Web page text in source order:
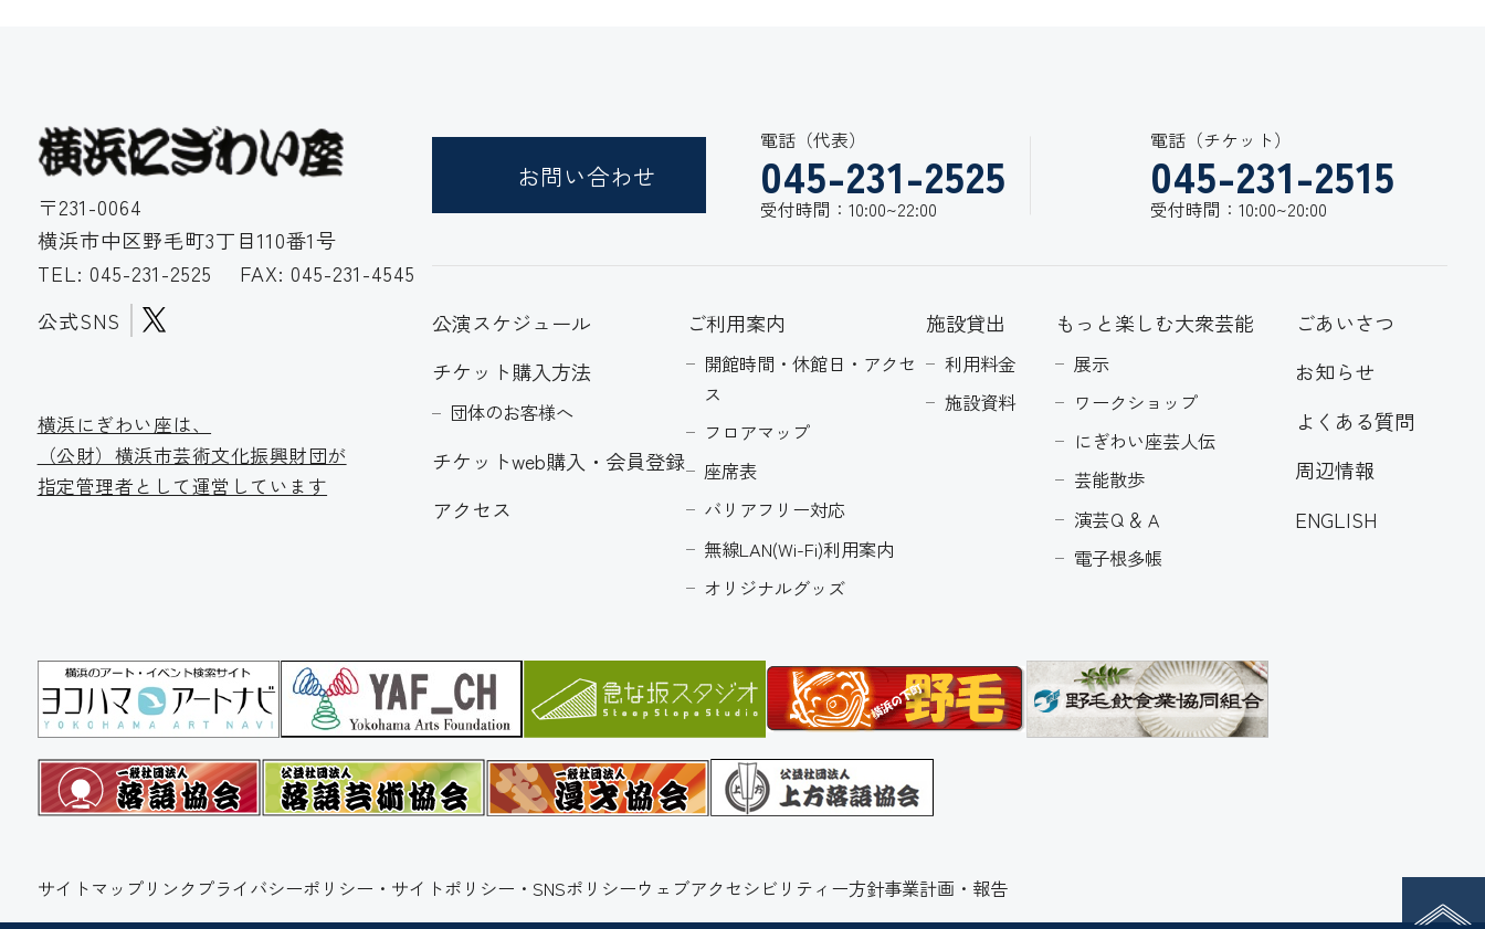
〒231-0064
横浜市中区野毛町3丁目110番1号
TEL: 045-231-2525
FAX: 045-231-4545
公式SNS
お問い合わせ
電話（代表）
045-231-2525
受付時間：10:00~22:00
電話（チケット）
045-231-2515
受付時間：10:00~20:00
横浜にぎわい座は、
（公財）横浜市芸術文化振興財団が
指定管理者として運営しています
公演スケジュール
チケット購入方法
団体のお客様へ
チケットweb購入・会員登録
アクセス
ご利用案内
開館時間・休館日・アクセ
ス
フロアマップ
座席表
バリアフリー対応
無線LAN(Wi-Fi)利用案内
オリジナルグッズ
施設貸出
利用料金
施設資料
もっと楽しむ大衆芸能
展示
ワークショップ
にぎわい座芸人伝
芸能散歩
演芸Ｑ＆Ａ
電子根多帳
ごあいさつ
お知らせ
よくある質問
周辺情報
ENGLISH
サイトマップリンク プライバシーポリシー・サイトポリシー・SNSポリシーウェブアクセシビリティー方針事業計画・報告